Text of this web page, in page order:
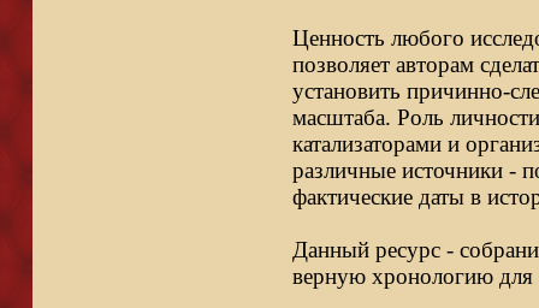
Ценность любого
позволяет авторам
установить причинно-
масштаба. Роль
катализаторами и
различные источники -
фактические даты в
Данный ресурс -
верную хронологию для